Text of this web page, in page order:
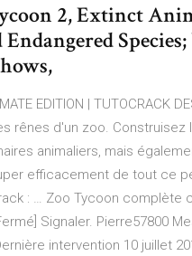
2, Extinct
EDITION | TUTOCRACK
rênes d'un zoo.
animaliers, mais
efficacement de tout ce
: … Zoo Tycoon complète
Signaler. Pierre57800
intervention 10 juillet